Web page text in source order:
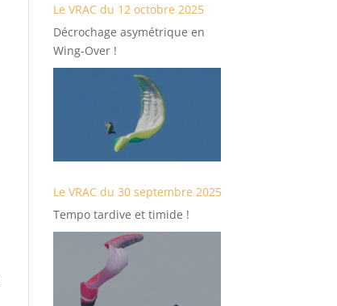
Le VRAC du 12 octobre 2025
Décrochage asymétrique en
Wing-Over !
Le VRAC du 30 septembre 2025
Tempo tardive et timide !